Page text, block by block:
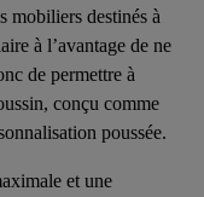
mobiliers destinés à
à l’avantage de ne
de permettre à
conçu comme
poussée.
et une